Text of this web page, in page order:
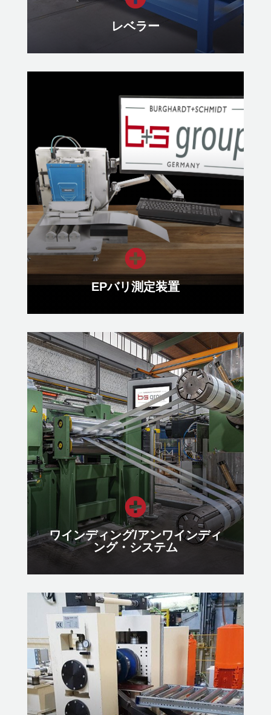
レベラー
レベラー
ストリップ材の最適な平坦度と低残
留応力状態を確保するレベラー
もっと見る

EPバリ測定装置
EPバリ測定装置
切断工程の品質管理のため、あらゆ
る材料に適したバリ測定
もっと見る

ワインディング/アンワインディ
ング・システム
ワインディング/アンワインディ
ング・システム
あらゆるアプリケーションに対応す
る巻取り/巻戻しシステム